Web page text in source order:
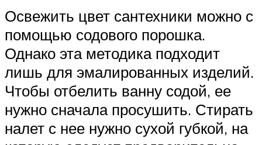
Освежить цвет сантехники можно с
помощью содового порошка.
Однако эта методика подходит
лишь для эмалированных изделий.
Чтобы отбелить ванну содой, ее
нужно сначала просушить. Стирать
налет с нее нужно сухой губкой, на